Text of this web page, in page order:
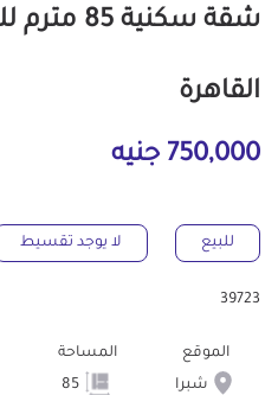
شقة
القاهرة
750,000 جنيه
للبيع لا يوجد تقسيط
39723
الموقع
شبرا
المساحة